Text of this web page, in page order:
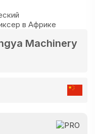
Machinery